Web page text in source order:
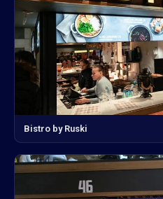
Bistro by Ruski